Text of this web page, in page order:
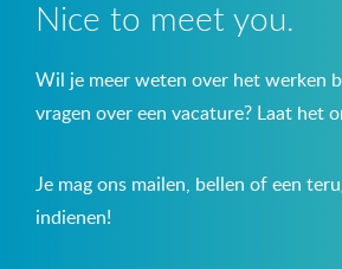
Nice to meet you.
Wil je meer weten over het werken
vragen over een vacature? Laat het
Je mag ons mailen, bellen of een
indienen!